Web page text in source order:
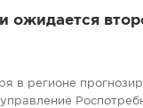
ожидается
в регионе